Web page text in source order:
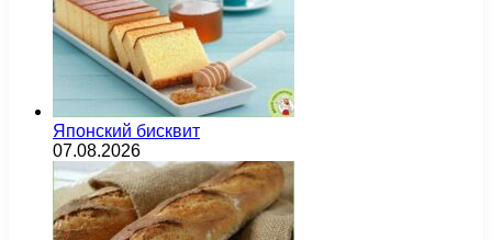
Японский бисквит
07.08.2026